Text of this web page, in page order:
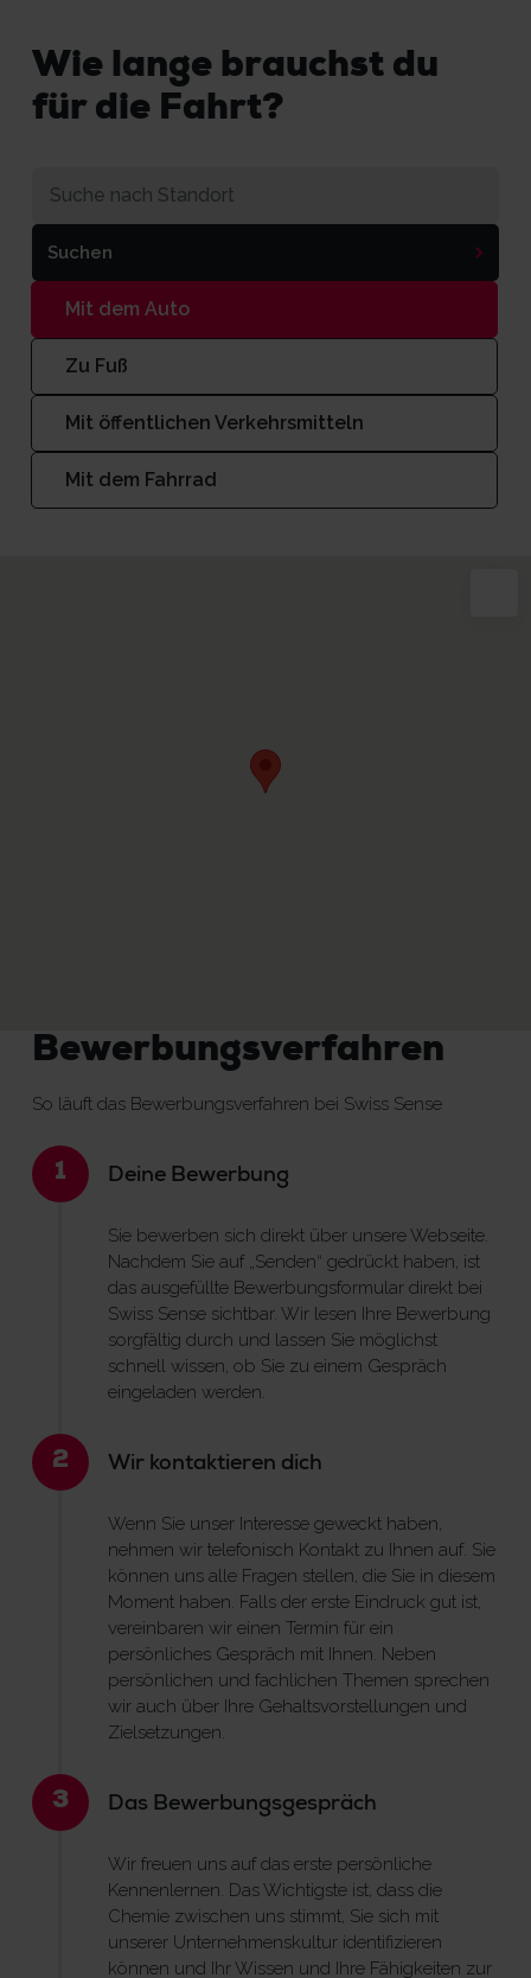
Wie lange brauchst du
für die Fahrt?
Suchen
Mit dem Auto
Zu Fuß
Mit öffentlichen Verkehrsmitteln
Mit dem Fahrrad
Bewerbungsverfahren
So läuft das Bewerbungsverfahren bei Swiss Sense
1 Deine Bewerbung
Sie bewerben sich direkt über unsere Webseite.
Nachdem Sie auf „Senden“ gedrückt haben, ist
das ausgefüllte Bewerbungsformular direkt bei
Swiss Sense sichtbar. Wir lesen Ihre Bewerbung
sorgfältig durch und lassen Sie möglichst
schnell wissen, ob Sie zu einem Gespräch
eingeladen werden.
2 Wir kontaktieren dich
Wenn Sie unser Interesse geweckt haben,
nehmen wir telefonisch Kontakt zu Ihnen auf. Sie
können uns alle Fragen stellen, die Sie in diesem
Moment haben. Falls der erste Eindruck gut ist,
vereinbaren wir einen Termin für ein
persönliches Gespräch mit Ihnen. Neben
persönlichen und fachlichen Themen sprechen
wir auch über Ihre Gehaltsvorstellungen und
Zielsetzungen.
3 Das Bewerbungsgespräch
Wir freuen uns auf das erste persönliche
Kennenlernen. Das Wichtigste ist, dass die
Chemie zwischen uns stimmt, Sie sich mit
unserer Unternehmenskultur identifizieren
können und Ihr Wissen und Ihre Fähigkeiten zur